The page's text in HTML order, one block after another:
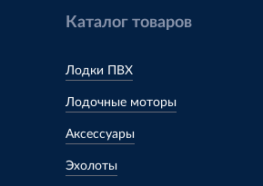
Каталог товаров
Лодки ПВХ
Лодочные моторы
Аксессуары
Эхолоты